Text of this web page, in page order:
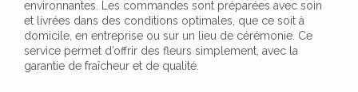
environnantes. Les commandes sont préparées avec soin
et livrées dans des conditions optimales, que ce soit à
domicile, en entreprise ou sur un lieu de cérémonie. Ce
service permet d’offrir des fleurs simplement, avec la
garantie de fraîcheur et de qualité.